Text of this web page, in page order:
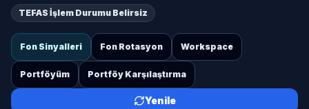
TEFAS İşlem Durumu Belirsiz
Fon Sinyalleri Fon Rotasyon Workspace
Portföyüm Portföy Karşılaştırma
Yenile